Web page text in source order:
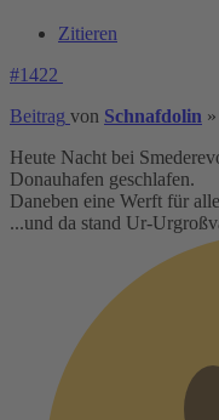
Zitieren
#1422
Beitrag von Schnafdolin »
Heute Nacht bei
Donauhafen geschlafen.
Daneben eine Werft für
...und da stand Ur-